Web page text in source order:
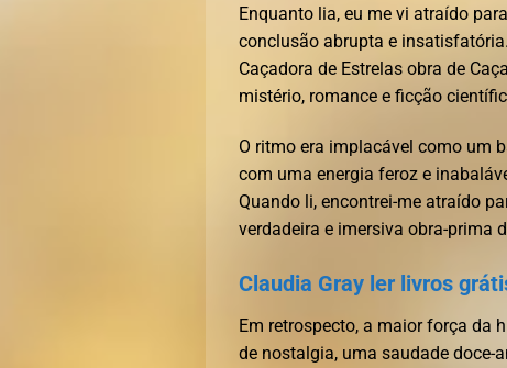
Enquanto lia, eu me vi atraído
conclusão abrupta e
Caçadora de Estrelas obra de
mistério, romance e ficção
O ritmo era implacável como um
com uma energia feroz e
Quando li, encontrei-me atraído
verdadeira e imersiva obra-prima
Claudia Gray ler livros
Em retrospecto, a maior força da
de nostalgia, uma saudade doce-